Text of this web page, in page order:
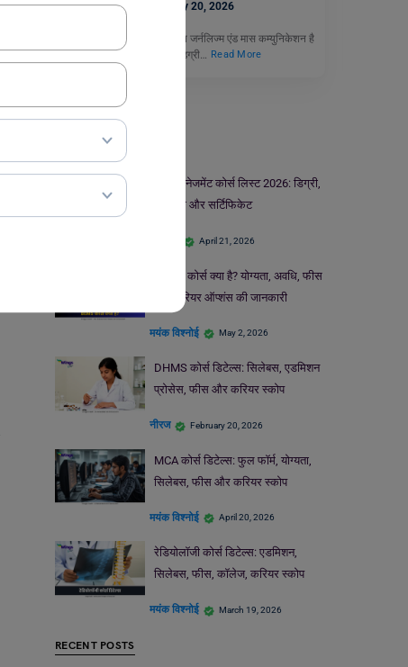
नीरज February 20, 2026
MJMC की फुल फॉर्म मास्टर इन जर्नलिज्म एंड मास कम्युनिकेशन है
जो एक दो वर्षीय पोस्ट ग्रेजुएट डिग्री…
Read More
Courses
होटल मैनेजमेंट कोर्स लिस्ट 2026: डिग्री,
डिप्लोमा और सर्टिफिकेट
April 21, 2026
BEMS कोर्स क्या है? योग्यता, अवधि, फीस
और करियर ऑप्शंस की जानकारी
मयंक विश्नोई May 2, 2026
DHMS कोर्स डिटेल्स: सिलेबस, एडमिशन
प्रोसेस, फीस और करियर स्कोप
नीरज February 20, 2026
MCA कोर्स डिटेल्स: फुल फॉर्म, योग्यता,
सिलेबस, फीस और करियर स्कोप
मयंक विश्नोई April 20, 2026
रेडियोलॉजी कोर्स डिटेल्स: एडमिशन,
सिलेबस, फीस, कॉलेज, करियर स्कोप
मयंक विश्नोई March 19, 2026
RECENT POSTS